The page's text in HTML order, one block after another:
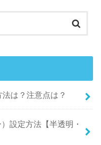
は？注意点は？
設定方法【半透明・